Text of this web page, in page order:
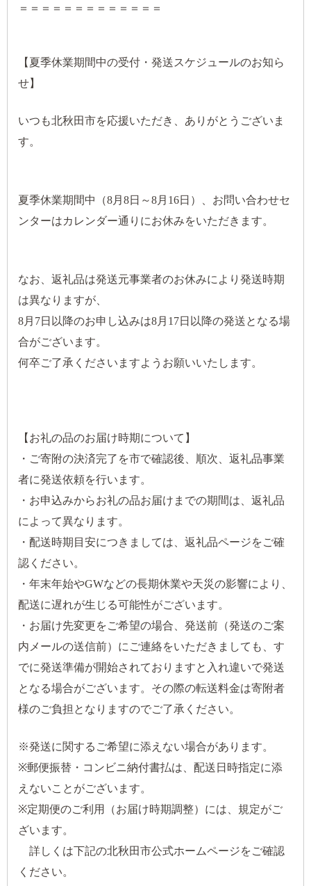
＝＝＝＝＝＝＝＝＝＝＝＝＝
【夏季休業期間中の受付・発送スケジュールのお知ら
せ】
いつも北秋田市を応援いただき、ありがとうございま
す。
夏季休業期間中（8月8日～8月16日）、お問い合わせセ
ンターはカレンダー通りにお休みをいただきます。
なお、返礼品は発送元事業者のお休みにより発送時期
は異なりますが、
8月7日以降のお申し込みは8月17日以降の発送となる場
合がございます。
何卒ご了承くださいますようお願いいたします。
【お礼の品のお届け時期について】
・ご寄附の決済完了を市で確認後、順次、返礼品事業
者に発送依頼を行います。
・お申込みからお礼の品お届けまでの期間は、返礼品
によって異なります。
・配送時期目安につきましては、返礼品ページをご確
認ください。
・年末年始やGWなどの長期休業や天災の影響により、
配送に遅れが生じる可能性がございます。
・お届け先変更をご希望の場合、発送前（発送のご案
内メールの送信前）にご連絡をいただきましても、す
でに発送準備が開始されておりますと入れ違いで発送
となる場合がございます。その際の転送料金は寄附者
様のご負担となりますのでご了承ください。
※発送に関するご希望に添えない場合があります。
※郵便振替・コンビニ納付書払は、配送日時指定に添
えないことがございます。
※定期便のご利用（お届け時期調整）には、規定がご
ざいます。
詳しくは下記の北秋田市公式ホームページをご確認
ください。